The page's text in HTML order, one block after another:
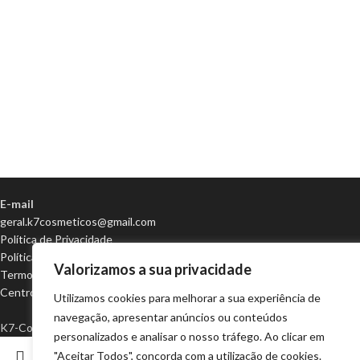
Valorizamos a sua privacidade
Utilizamos cookies para melhorar a sua experiência de
navegação, apresentar anúncios ou conteúdos
personalizados e analisar o nosso tráfego. Ao clicar em
"Aceitar Todos", concorda com a utilização de cookies.
E-mail
geral.k7cosmeticos@gmail.com
Política de Privacidade
Política de Cookies
Termos e condições
Centro de Arbitragem
K7-Cosméticos | Todos os direitos reservados | Design e